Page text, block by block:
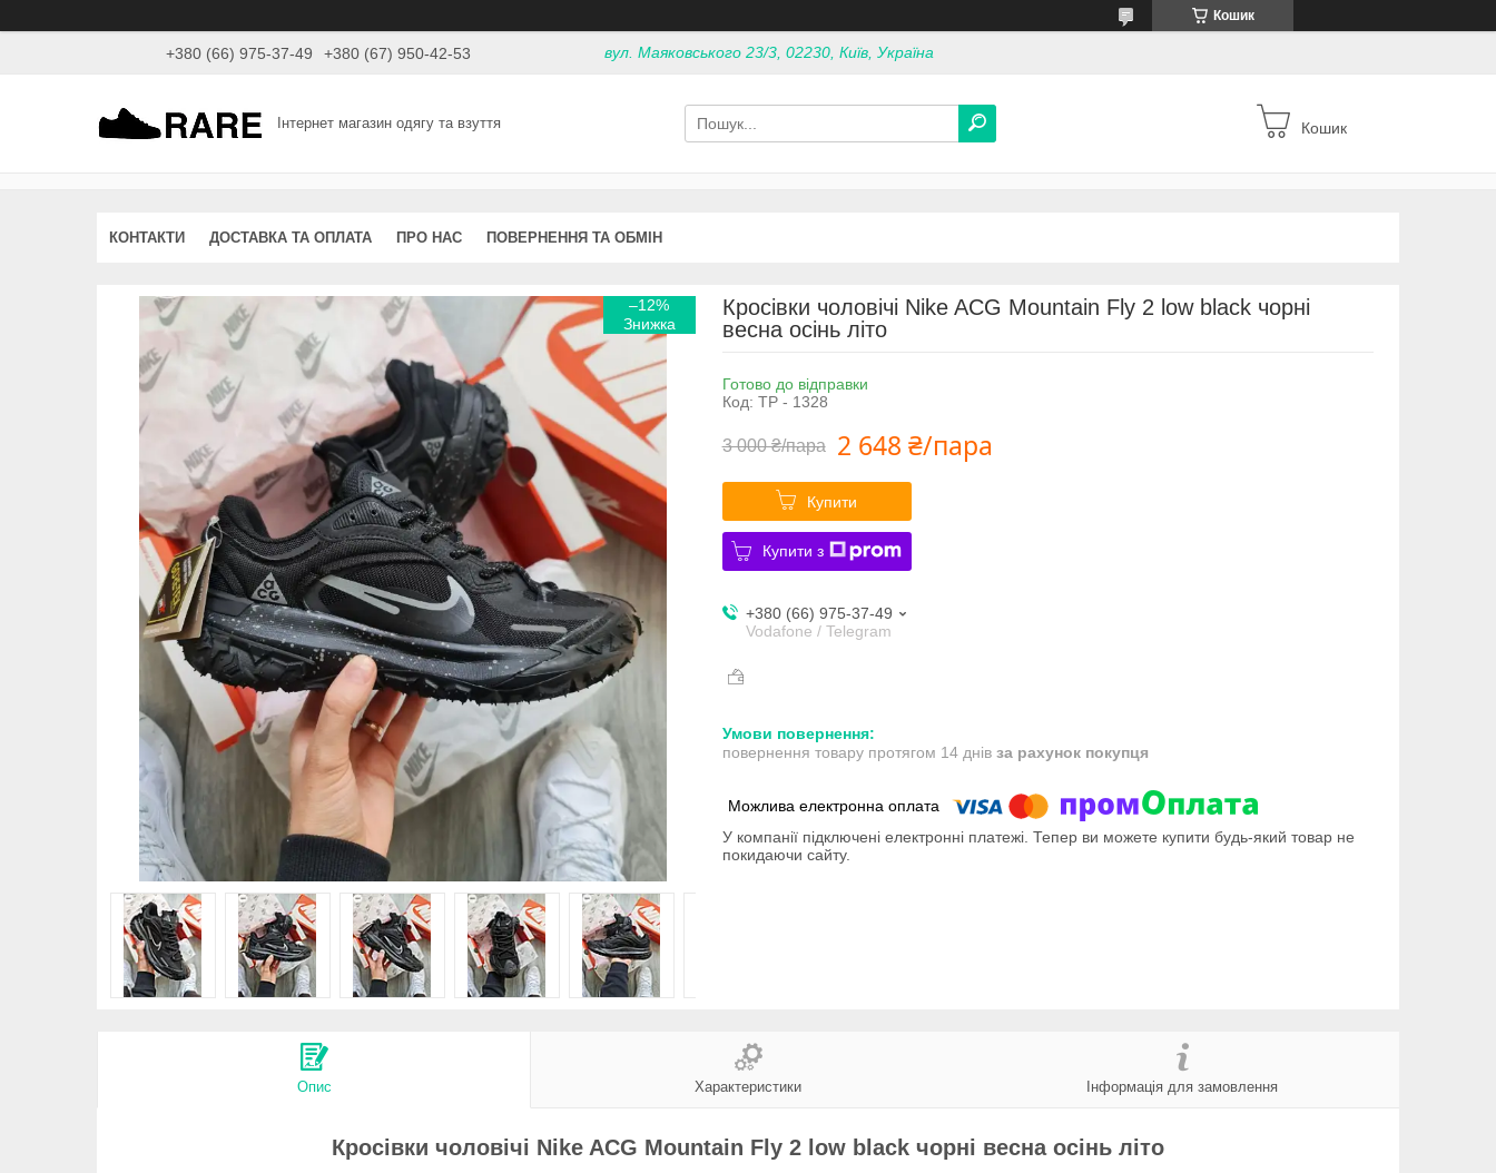
Кошик
+380 (66) 975-37-49 +380 (67) 950-42-53 вул. Маяковського 23/3, 02230, Київ, Україна
Інтернет магазин одягу та взуття Кошик
КОНТАКТИ ДОСТАВКА ТА ОПЛАТА ПРО НАС ПОВЕРНЕННЯ ТА ОБМІН
–12%
Кросівки чоловічі Nike ACG Mountain Fly 2 low black чорні
весна осінь літо
Готово до відправки
Код: ТР - 1328
3 000 ₴/пара 2 648 ₴/пара
Купити
Купити з
+380 (66) 975-37-49
Vodafone / Telegram
повернення товару протягом 14 днів за рахунок покупця
У компанії підключені електронні платежі. Тепер ви можете купити будь-який товар не
покидаючи сайту.
Опис Характеристики Інформація для замовлення
Кросівки чоловічі Nike ACG Mountain Fly 2 low black чорні весна осінь літо